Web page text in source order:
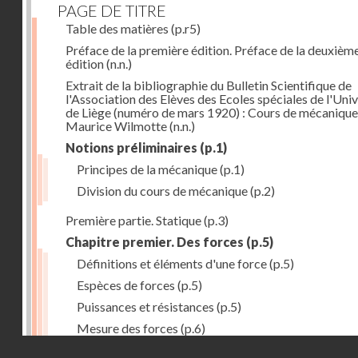
PAGE DE TITRE
Table des matières (p.r5)
Préface de la première édition. Préface de la
édition(n.n.)
Extrait de la bibliographie du Bulletin Scientifique de
l'Association des Elèves des Ecoles spéciales de
de Liège (numéro de mars 1920) : Cours de
Maurice Wilmotte(n.n.)
Notions préliminaires (p.1)
Principes de la mécanique(p.1)
Division du cours de mécanique(p.2)
Première partie. Statique(p.3)
Chapitre premier. Des forces (p.5)
Définitions et éléments d'une force(p.5)
Espèces de forces (p.5)
Puissances et résistances (p.5)
Mesure des forces (p.6)